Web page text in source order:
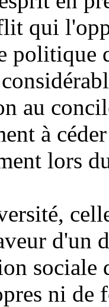
qui
politique
au
à
lors
d'un
sociale
ni de